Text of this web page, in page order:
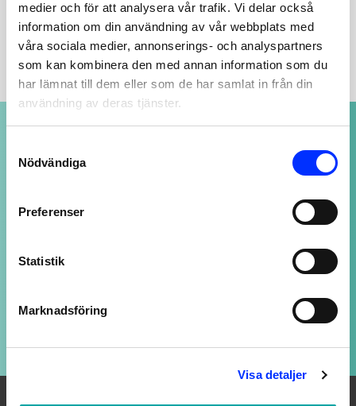
medier och för att analysera vår trafik. Vi delar också
information om din användning av vår webbplats med
våra sociala medier, annonserings- och analyspartners
som kan kombinera den med annan information som du
har lämnat till dem eller som de har samlat in från din
användning av deras tjänster.
Selection
Nödvändiga
Preferenser
Statistik
Marknadsföring
Visa detaljer
BESKRIVNING
NOGGRANT UTVALDA PRODUKTER
SUPPORT ALLTID ÖPPEN
kvällar och helger, fast med längre svarstid.
Upp till 20% rabatt för medlemmar